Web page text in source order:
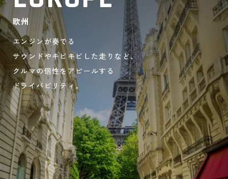
欧州
エンジンが奏でる
サウンドやキビキビした走りなど、
クルマの個性をアピールする
ドライバビリティ。